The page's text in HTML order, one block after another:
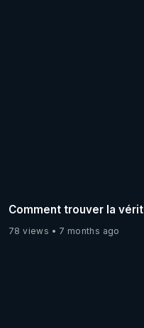
Comment trouver la
78 views 7 months ago